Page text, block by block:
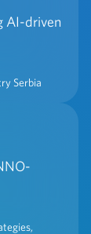
AI-driven
Serbia